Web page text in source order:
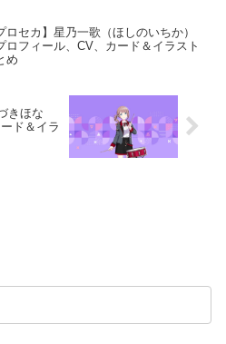
ロセカ】星乃一歌（ほしのいちか）
ロフィール、CV、カード＆イラスト
め
きほな
ド＆イラ